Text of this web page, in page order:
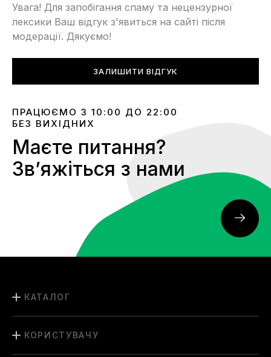
Увага! Для запобігання спаму та нецензурної
лексики Ваш відгук з'явиться на сайті після
модерації. Дякуємо!
ЗАЛИШИТИ ВІДГУК
ПРАЦЮЄМО З 10:00 ДО 22:00
БЕЗ ВИХІДНИХ
Маєте питання?
Звʼяжіться з нами
КАТАЛОГ
КОРИСТУВАЧУ